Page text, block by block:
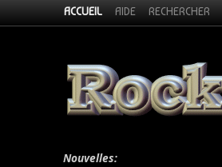
ACCUEIL AIDE RECHERCHER
Nouvelles: